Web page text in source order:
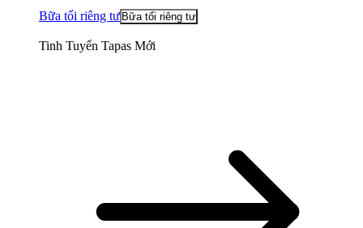
Bữa tối riêng tư Bữa tối riêng tư
Tinh Tuyển Tapas Mới